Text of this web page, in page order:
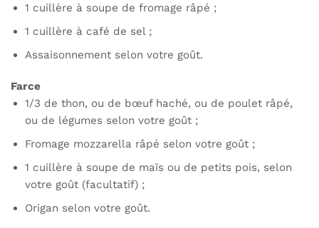
1 cuillère à soupe de fromage râpé ;
1 cuillère à café de sel ;
Assaisonnement selon votre goût.
Farce
1/3 de thon, ou de bœuf haché, ou de poulet râpé,
ou de légumes selon votre goût ;
Fromage mozzarella râpé selon votre goût ;
1 cuillère à soupe de maïs ou de petits pois, selon
votre goût (facultatif) ;
Origan selon votre goût.